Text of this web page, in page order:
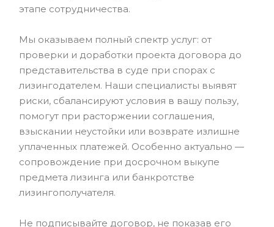
этапе сотрудничества.
Мы оказываем полный спектр услуг: от
проверки и доработки проекта договора до
представительства в суде при спорах с
лизингодателем. Наши специалисты выявят
риски, сбалансируют условия в вашу пользу,
помогут при расторжении соглашения,
взыскании неустойки или возврате излишне
уплаченных платежей. Особенно актуально —
сопровождение при досрочном выкупе
предмета лизинга или банкротстве
лизингополучателя.
Не подписывайте договор, не показав его